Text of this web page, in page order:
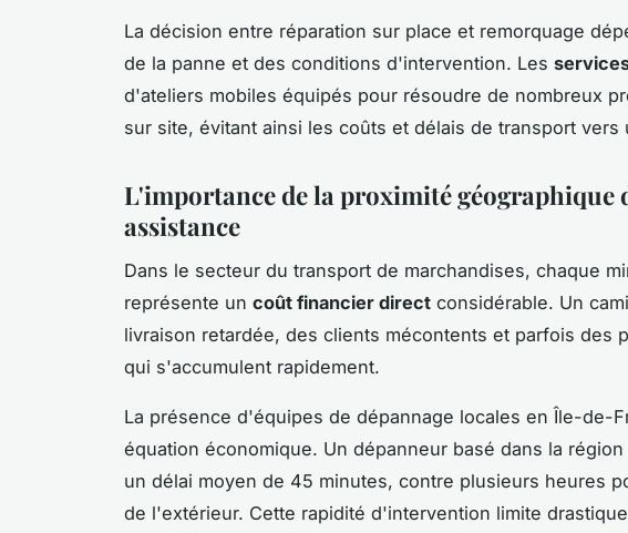
La décision entre réparation sur place et remorquage
de la panne et des conditions d'intervention. Les
d'ateliers mobiles équipés pour résoudre de nombreux
sur site, évitant ainsi les coûts et délais de transport vers
L'importance de la proximité géographique
assistance
Dans le secteur du transport de marchandises, chaque
représente un coût financier direct considérable. Un
livraison retardée, des clients mécontents et parfois des
qui s'accumulent rapidement.
La présence d'équipes de dépannage locales en Île-de-
équation économique. Un dépanneur basé dans la
un délai moyen de 45 minutes, contre plusieurs heures
de l'extérieur. Cette rapidité d'intervention limite